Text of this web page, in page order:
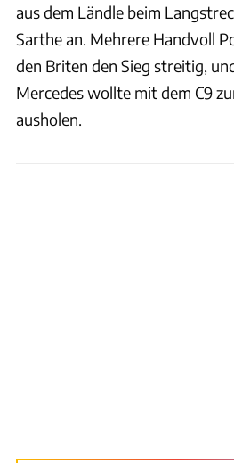
aus dem Ländle beim
Sarthe an. Mehrere Handvoll
den Briten den Sieg streitig,
Mercedes wollte mit dem C9
ausholen.